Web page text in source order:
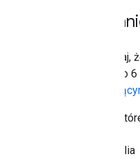
zająć do
Akcje,
Australia